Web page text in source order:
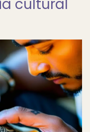
cultural